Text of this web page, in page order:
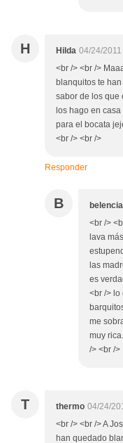
H Hilda 04/24/
<br /> <br />
blanquitos te
sabor de los que
los hago en
para el bocata
<br /> <br />
Responder
B
<br />
lava
las
es
<br /> lo
me
muy
/> <br />
T thermo 04/24/
<br /> <br /> A
han quedado